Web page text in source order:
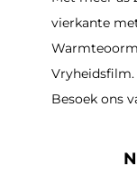
vierkante
Vryheidsfilm.
Besoek ons